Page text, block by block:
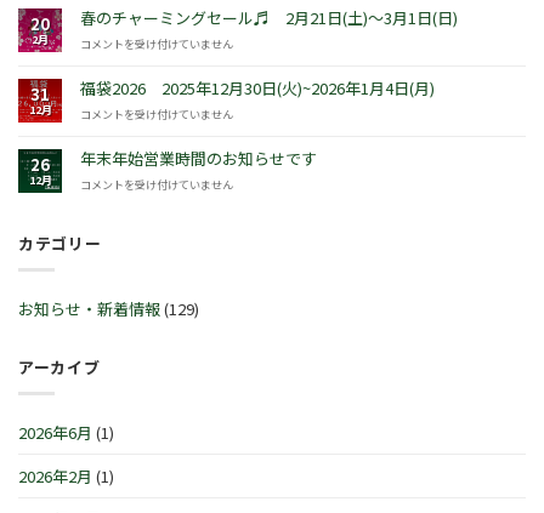
商
品
発
『ピ
ラ
ビ
™
ブ
レ
ョ
IN
20
2月
春のチャーミングセール♬ 2月21日(土)～3月1日(日)
春
チ
ャ
ー
ン
ル
21
～
1
(日)
は
コメントを受け付けていません
31
12月
福袋2026 2025年12月30日(火)~2026年1月4日(月)
福
2026
2025
年
30
年
4
コメントを受け付けていません
26
12月
年末年始営業時間のお知らせです
年
始
お
知
で
は
コメントを受け付けていません
カテゴリー
お知らせ・新着情報(129)
アーカイブ
2026年6月 (1)
2026年2月 (1)